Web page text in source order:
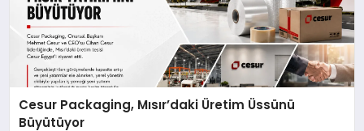
Cesur Packaging, Mısır’daki Üretim Üssünü
Büyütüyor